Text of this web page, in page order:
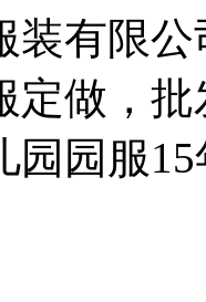
装有限
定做，
园园服